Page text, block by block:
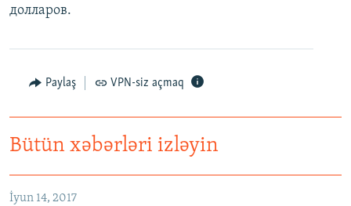
долларов.
Paylaş VPN-siz açmaq
Bütün xəbərləri izləyin
İyun 14, 2017